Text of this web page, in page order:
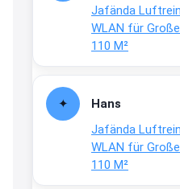
Jafända
WLAN für
110 M²
Hans
Jafända
WLAN für
110 M²
Joachim
Ab diesem
Fielmann-
group.com/
13:44